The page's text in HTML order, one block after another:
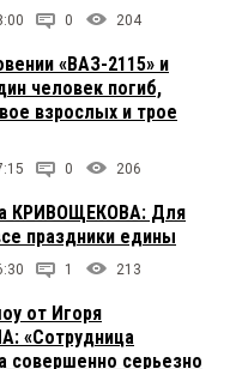
0 204
«ВАЗ-2115» и
человек погиб,
взрослых и трое
0 206
КРИВОЩЕКОВА: Для
праздники едины
1 213
от Игоря
«Сотрудница
совершенно серьезно